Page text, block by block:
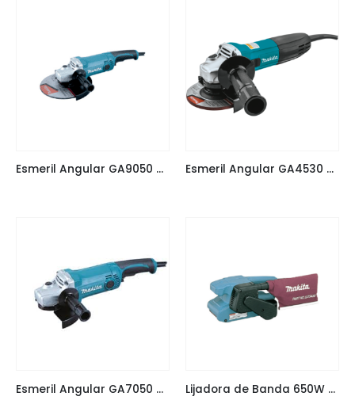
Esmeril Angular GA9050 230mm 9″ Esmeril Angular GA4530 4 1/2 Makita
Esmeril Angular GA7050 7″ Makita Lijadora de Banda 650W Makita 9911